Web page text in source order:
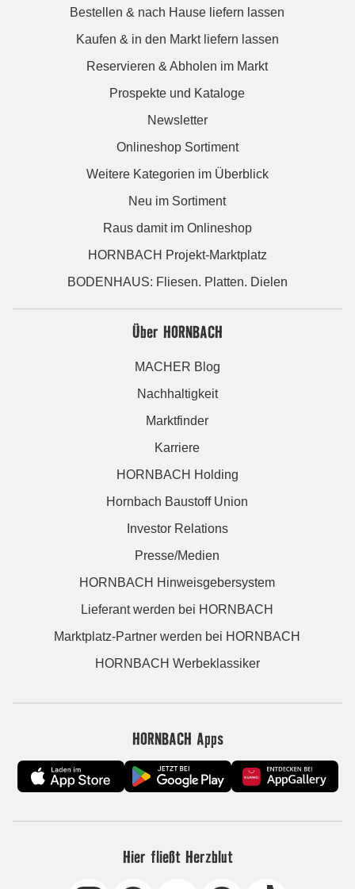
Bestellen & nach Hause liefern lassen
Kaufen & in den Markt liefern lassen
Reservieren & Abholen im Markt
Prospekte und Kataloge
Newsletter
Onlineshop Sortiment
Weitere Kategorien im Überblick
Neu im Sortiment
Raus damit im Onlineshop
HORNBACH Projekt-Marktplatz
BODENHAUS: Fliesen. Platten. Dielen
Über HORNBACH
MACHER Blog
Nachhaltigkeit
Marktfinder
Karriere
HORNBACH Holding
Hornbach Baustoff Union
Investor Relations
Presse/Medien
HORNBACH Hinweisgebersystem
Lieferant werden bei HORNBACH
Marktplatz-Partner werden bei HORNBACH
HORNBACH Werbeklassiker
HORNBACH Apps
Hier fließt Herzblut